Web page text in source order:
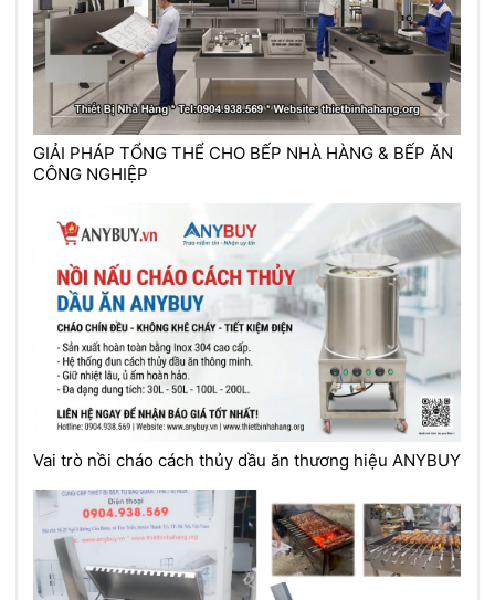
GIẢI PHÁP TỔNG THỂ CHO BẾP NHÀ HÀNG & BẾP ĂN
CÔNG NGHIỆP
Vai trò nồi cháo cách thủy dầu ăn thương hiệu ANYBUY